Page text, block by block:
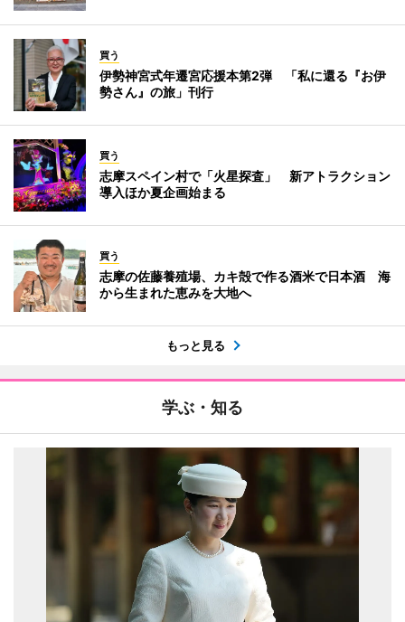
買う
伊勢神宮式年遷宮応援本第2弾 「私に還る『お伊
勢さん』の旅」刊行
買う
志摩スペイン村で「火星探査」 新アトラクション
導入ほか夏企画始まる
買う
志摩の佐藤養殖場、カキ殻で作る酒米で日本酒 海
から生まれた恵みを大地へ
もっと見る
学ぶ・知る